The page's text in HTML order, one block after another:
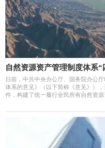
自然资源资产管理制度体系“
日前，中共中央办公厅、国务院办公
体系的意见》（以下简称《意见》）
件，构建了统一履行全民所有自然资源